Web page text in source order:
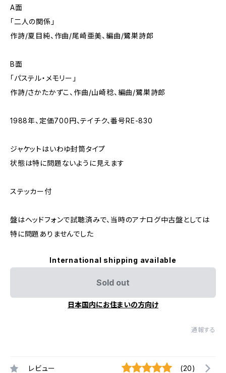
A面
「二人の関係」
作詩/夏目純、作曲/尾崎亜美、編曲/鷺巣詩郎
B面
「パステル・メモリー」
作詩/さかたかずこ、作曲/山崎稔、編曲/鷺巣詩郎
1988年、定価700円、テイチク、番号RE-830
ジャケットはいわゆ封筒タイプ
状態は特に問題ないように見えます
ステッカー付
盤はヘッドフォンで試聴済みで、当時のアナログ中古盤としては
特に問題ありませんでした
International shipping available
Sold out
日本国内にお住まいの方向け
通報する
レビュー (20)